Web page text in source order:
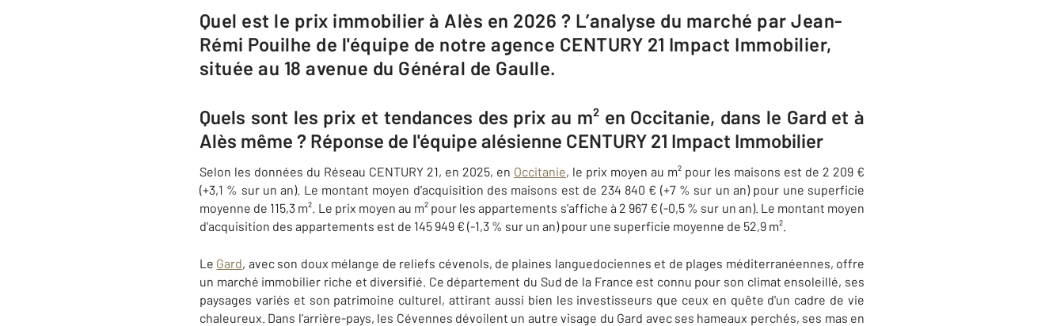
Quel est le prix immobilier à Alès en 2026 ? L’analyse du marché par Jean-
Rémi Pouilhe de l'équipe de notre agence CENTURY 21 Impact Immobilier,
située au 18 avenue du Général de Gaulle.
Quels sont les prix et tendances des prix au m² en Occitanie, dans le Gard et à
Alès même ? Réponse de l'équipe alésienne CENTURY 21 Impact Immobilier
Selon les données du Réseau CENTURY 21, en 2025, en Occitanie, le prix moyen au m² pour les maisons est de 2 209 €
(+3,1 % sur un an). Le montant moyen d'acquisition des maisons est de 234 840 € (+7 % sur un an) pour une superficie
moyenne de 115,3 m². Le prix moyen au m² pour les appartements s'affiche à 2 967 € (-0,5 % sur un an). Le montant moyen
d'acquisition des appartements est de 145 949 € (-1,3 % sur un an) pour une superficie moyenne de 52,9 m².
Le Gard, avec son doux mélange de reliefs cévenols, de plaines languedociennes et de plages méditerranéennes, offre
un marché immobilier riche et diversifié. Ce département du Sud de la France est connu pour son climat ensoleillé, ses
paysages variés et son patrimoine culturel, attirant aussi bien les investisseurs que ceux en quête d'un cadre de vie
chaleureux. Dans l'arrière-pays, les Cévennes dévoilent un autre visage du Gard avec ses hameaux perchés, ses mas en